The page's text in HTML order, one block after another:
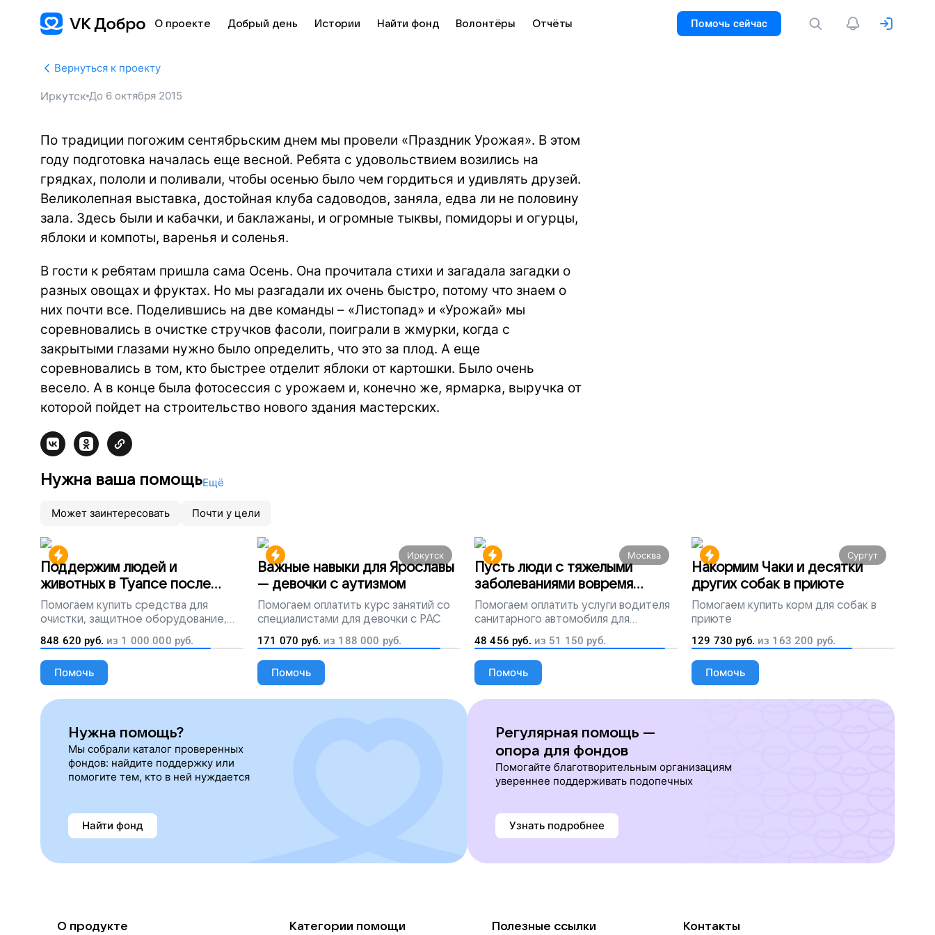
О проекте Добрый день Истории Найти фонд Волонтёры Отчёты Помочь сейчас
Вернуться к проекту
Иркутск До 6 октября 2015
По традиции погожим сентябрьским днем мы провели «Праздник Урожая». В этом
году подготовка началась еще весной. Ребята с удовольствием возились на
грядках, пололи и поливали, чтобы осенью было чем гордиться и удивлять друзей.
Великолепная выставка, достойная клуба садоводов, заняла, едва ли не половину
зала. Здесь были и кабачки, и баклажаны, и огромные тыквы, помидоры и огурцы,
яблоки и компоты, варенья и соленья.
В гости к ребятам пришла сама Осень. Она прочитала стихи и загадала загадки о
разных овощах и фруктах. Но мы разгадали их очень быстро, потому что знаем о
них почти все. Поделившись на две команды – «Листопад» и «Урожай» мы
соревновались в очистке стручков фасоли, поиграли в жмурки, когда с
закрытыми глазами нужно было определить, что это за плод. А еще
соревновались в том, кто быстрее отделит яблоки от картошки. Было очень
весело. А в конце была фотосессия с урожаем и, конечно же, ярмарка, выручка от
которой пойдет на строительство нового здания мастерских.
Нужна ваша помощьЕщё
Может заинтересовать Почти у цели
Поддержим людей и
животных в Туапсе после
разлива мазута
Помогаем купить средства для
очистки, защитное оборудование,
лекарства, корм и предметы первой
необходимости
848 620 руб. из 1 000 000 руб.
Помочь
Иркутск
Важные навыки для Ярославы
— девочки с аутизмом
Помогаем оплатить курс занятий со
специалистами для девочки с РАС
171 070 руб. из 188 000 руб.
Помочь
Москва
Пусть люди с тяжелыми
заболеваниями вовремя
попадут на лечение
Помогаем оплатить услуги водителя
санитарного автомобиля для
перевозки тяжелобольных людей
48 456 руб. из 51 150 руб.
Помочь
Сургут
Накормим Чаки и десятки
других собак в приюте
Помогаем купить корм для собак в
приюте
129 730 руб. из 163 200 руб.
Помочь
Нужна помощь?
Мы собрали каталог проверенных
фондов: найдите поддержку или
помогите тем, кто в ней нуждается
Найти фонд
Регулярная помощь —
опора для фондов
Помогайте благотворительным организациям
увереннее поддерживать подопечных
Узнать подробнее
О продукте Категории помощи Полезные ссылки Контакты